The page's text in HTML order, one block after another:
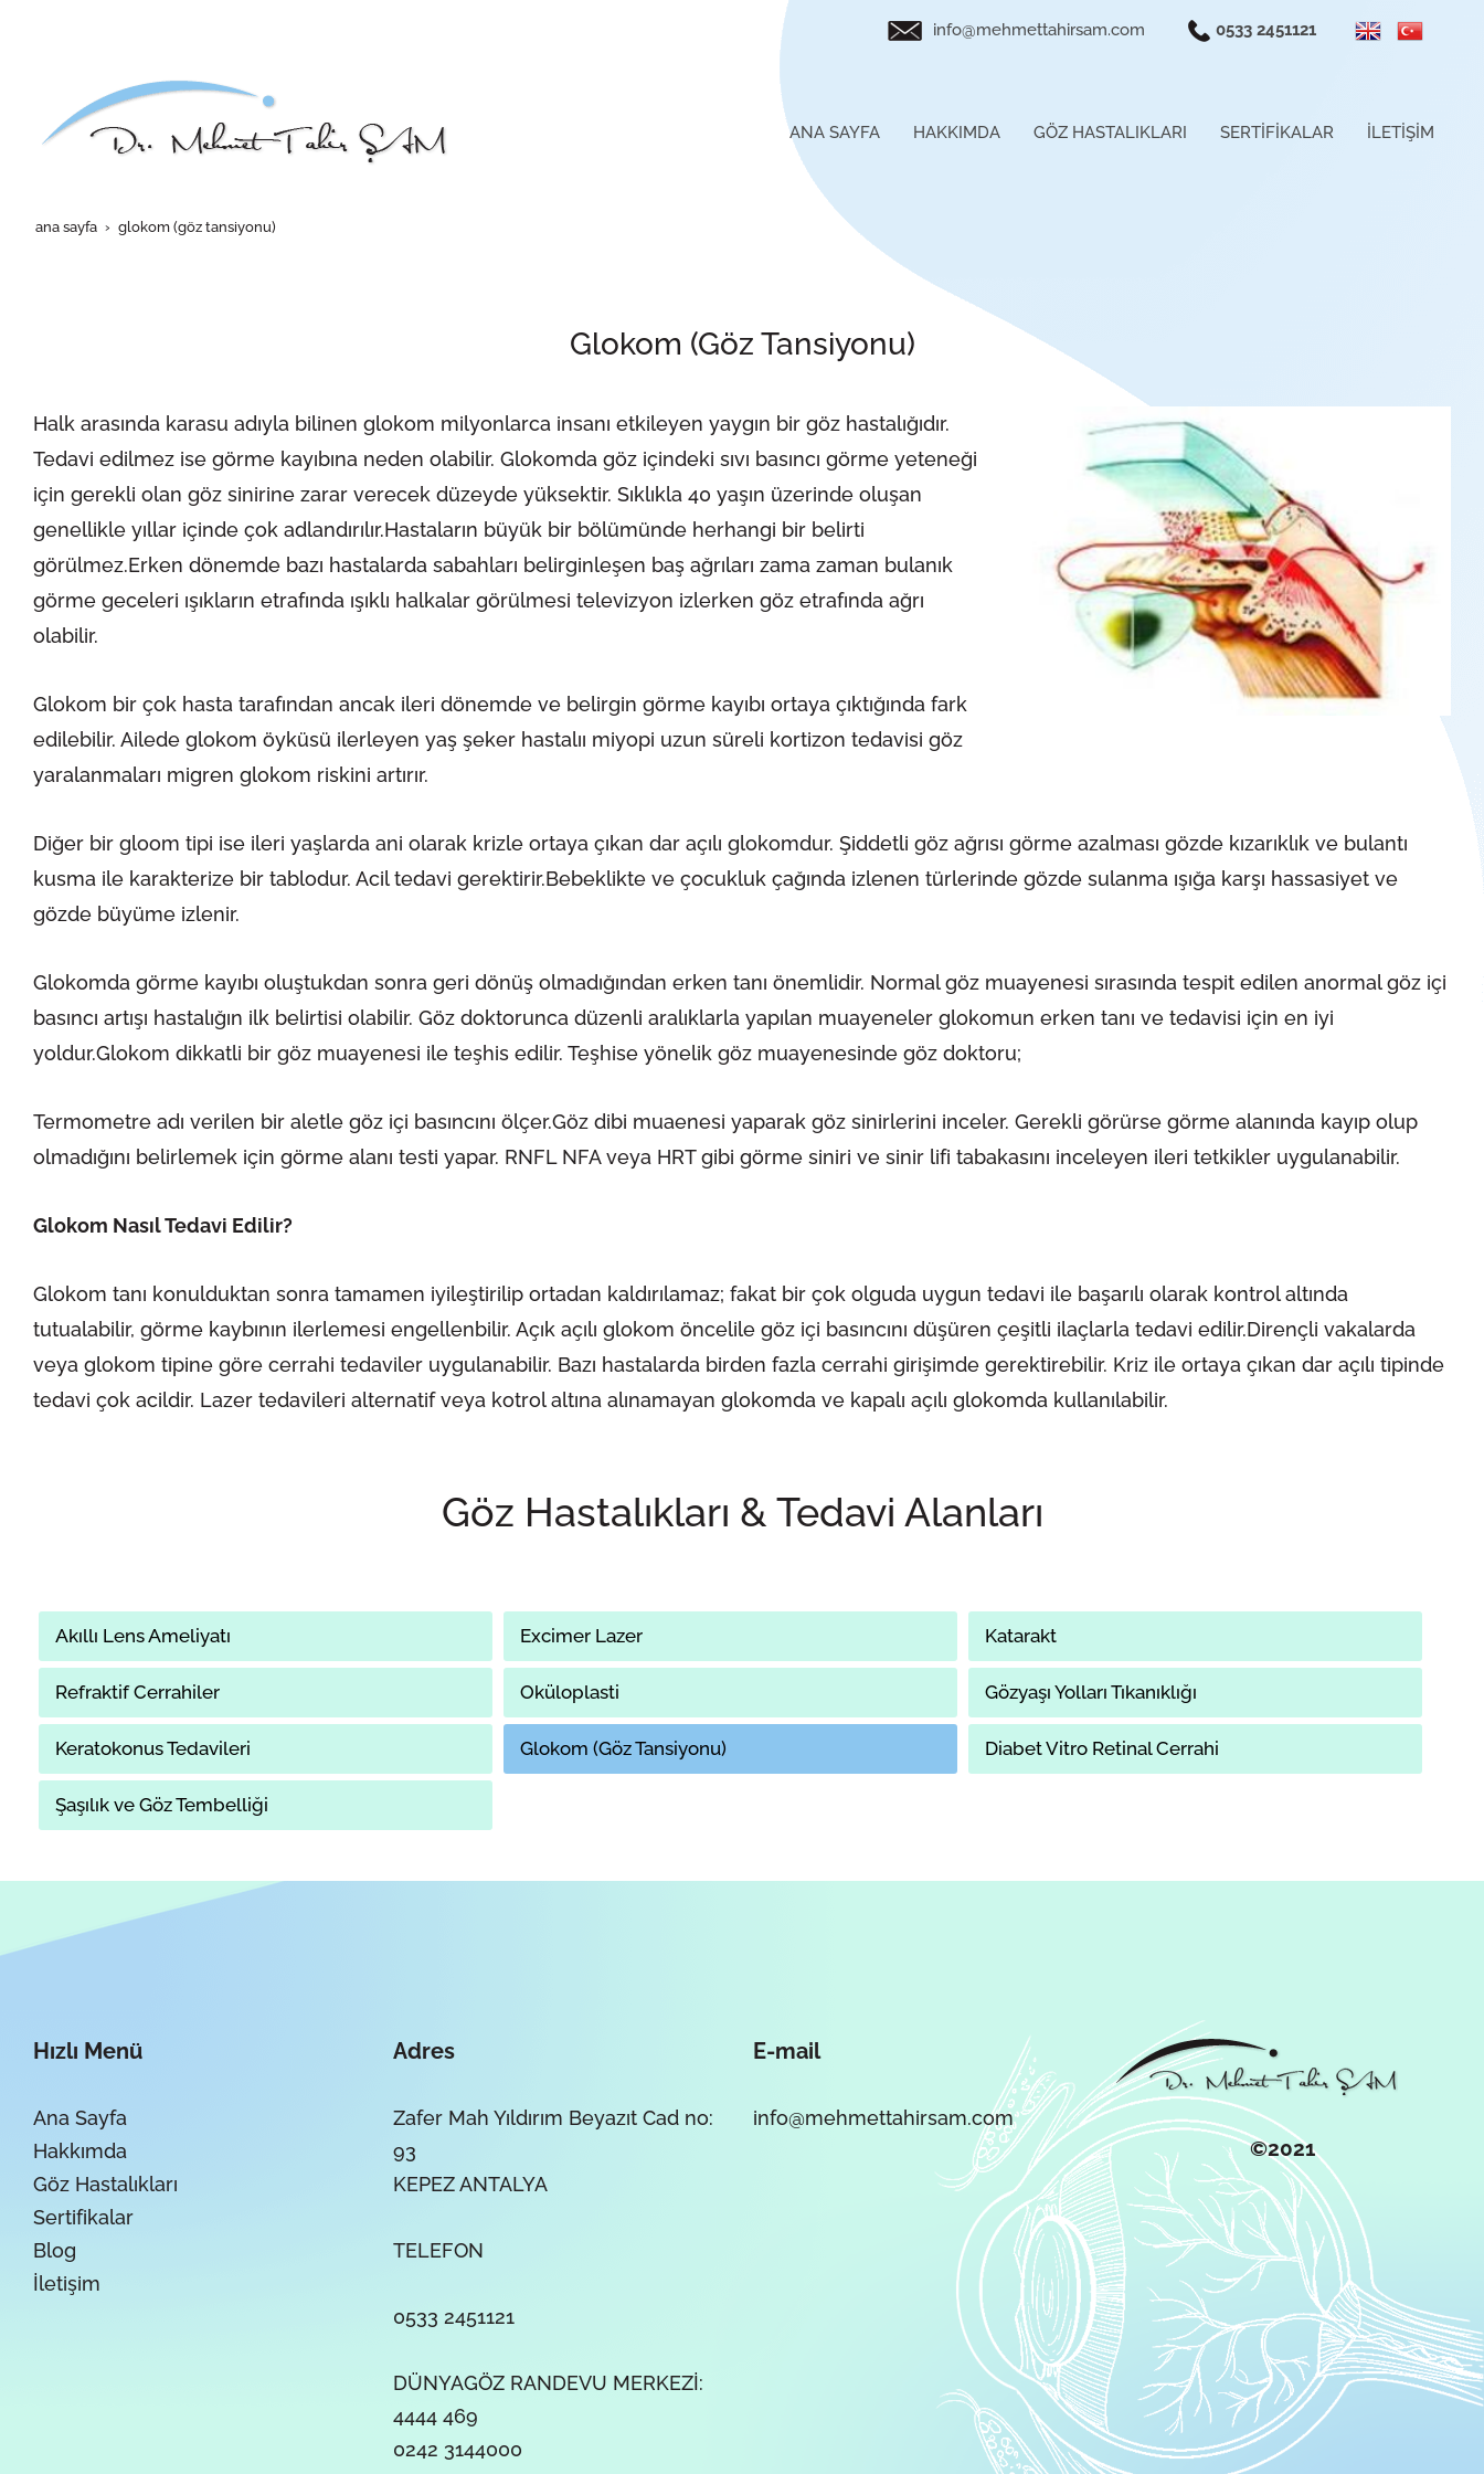
info@mehmettahirsam.com 0533 2451121
ANA SAYFA HAKKIMDA GÖZ HASTALIKLARI SERTİFİKALAR İLETİŞİM
ana sayfa glokom (göz tansiyonu)
Glokom (Göz Tansiyonu)
Halk arasında karasu adıyla bilinen glokom milyonlarca insanı etkileyen yaygın bir göz hastalığıdır.
Tedavi edilmez ise görme kayıbına neden olabilir. Glokomda göz içindeki sıvı basıncı görme yeteneği
için gerekli olan göz sinirine zarar verecek düzeyde yüksektir. Sıklıkla 40 yaşın üzerinde oluşan
genellikle yıllar içinde çok adlandırılır.Hastaların büyük bir bölümünde herhangi bir belirti
görülmez.Erken dönemde bazı hastalarda sabahları belirginleşen baş ağrıları zama zaman bulanık
görme geceleri ışıkların etrafında ışıklı halkalar görülmesi televizyon izlerken göz etrafında ağrı
olabilir.
Glokom bir çok hasta tarafından ancak ileri dönemde ve belirgin görme kayıbı ortaya çıktığında fark
edilebilir. Ailede glokom öyküsü ilerleyen yaş şeker hastalıı miyopi uzun süreli kortizon tedavisi göz
yaralanmaları migren glokom riskini artırır.
Diğer bir gloom tipi ise ileri yaşlarda ani olarak krizle ortaya çıkan dar açılı glokomdur. Şiddetli göz ağrısı görme azalması gözde kızarıklık ve bulantı
kusma ile karakterize bir tablodur. Acil tedavi gerektirir.Bebeklikte ve çocukluk çağında izlenen türlerinde gözde sulanma ışığa karşı hassasiyet ve
gözde büyüme izlenir.
Glokomda görme kayıbı oluştukdan sonra geri dönüş olmadığından erken tanı önemlidir. Normal göz muayenesi sırasında tespit edilen anormal göz içi
basıncı artışı hastalığın ilk belirtisi olabilir. Göz doktorunca düzenli aralıklarla yapılan muayeneler glokomun erken tanı ve tedavisi için en iyi
yoldur.Glokom dikkatli bir göz muayenesi ile teşhis edilir. Teşhise yönelik göz muayenesinde göz doktoru;
Termometre adı verilen bir aletle göz içi basıncını ölçer.Göz dibi muaenesi yaparak göz sinirlerini inceler. Gerekli görürse görme alanında kayıp olup
olmadığını belirlemek için görme alanı testi yapar. RNFL NFA veya HRT gibi görme siniri ve sinir lifi tabakasını inceleyen ileri tetkikler uygulanabilir.
Glokom Nasıl Tedavi Edilir?
Glokom tanı konulduktan sonra tamamen iyileştirilip ortadan kaldırılamaz; fakat bir çok olguda uygun tedavi ile başarılı olarak kontrol altında
tutualabilir, görme kaybının ilerlemesi engellenbilir. Açık açılı glokom öncelile göz içi basıncını düşüren çeşitli ilaçlarla tedavi edilir.Dirençli vakalarda
veya glokom tipine göre cerrahi tedaviler uygulanabilir. Bazı hastalarda birden fazla cerrahi girişimde gerektirebilir. Kriz ile ortaya çıkan dar açılı tipinde
tedavi çok acildir. Lazer tedavileri alternatif veya kotrol altına alınamayan glokomda ve kapalı açılı glokomda kullanılabilir.
Göz Hastalıkları & Tedavi Alanları
Akıllı Lens Ameliyatı Excimer Lazer Katarakt
Refraktif Cerrahiler Oküloplasti Gözyaşı Yolları Tıkanıklığı
Keratokonus Tedavileri Glokom (Göz Tansiyonu) Diabet Vitro Retinal Cerrahi
Şaşılık ve Göz Tembelliği
Hızlı Menü
Ana Sayfa
Hakkımda
Göz Hastalıkları
Sertifikalar
Blog
İletişim
Adres
Zafer Mah Yıldırım Beyazıt Cad no:
93
KEPEZ ANTALYA
TELEFON
0533 2451121
DÜNYAGÖZ RANDEVU MERKEZİ:
4444 469
0242 3144000
E-mail
info@mehmettahirsam.com
©2021